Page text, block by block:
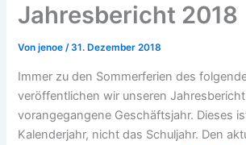
Jahresbericht 2018
Vonjenoe/31. Dezember 2018
Immer zu den Sommerferien des
veröffentlichen wir unseren
vorangegangene Geschäftsjahr. Dieses
Kalenderjahr, nicht das Schuljahr. Den